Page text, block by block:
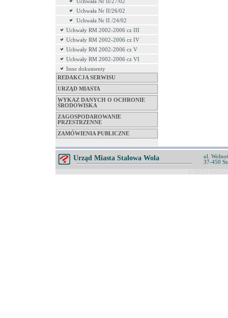
Uchwała Nr II/27/02
Uchwała Nr II/26/02
Uchwała Nr II /24/02
Uchwały RM 2002-2006 cz III
Uchwały RM 2002-2006 cz IV
Uchwały RM 2002-2006 cz V
Uchwały RM 2002-2006 cz VI
Inne dokumenty
REDAKCJA SERWISU
URZĄD MIASTA
WYKAZ DANYCH O OCHRONIE
ŚRODOWISKA
ZAGOSPODAROWANIE
PRZESTRZENNE
ZAMÓWIENIA PUBLICZNE
Urząd Miasta Stalowa Wola
ul.
37-450